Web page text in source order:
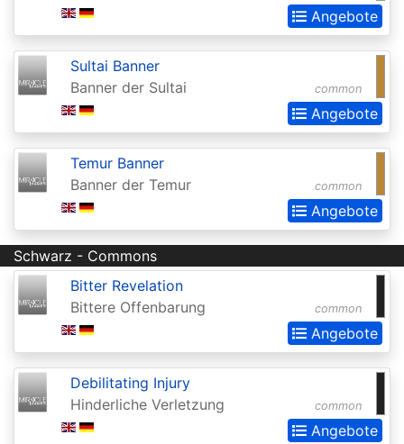
Amonkhet
Invocations
Antiquities
Apocalypse
Arabian
Nights
Arena
Promos
Avacyn
Restored
Baldurs
Gate:
Commander
Baldurs
Angebote
common
Sultai Banner
Banner der Sultai
Angebote
common
Temur Banner
Banner der Temur
Angebote
Schwarz - Commons
common
Bitter Revelation
Bittere Offenbarung
Angebote
common
Debilitating Injury
Hinderliche Verletzung
Angebote